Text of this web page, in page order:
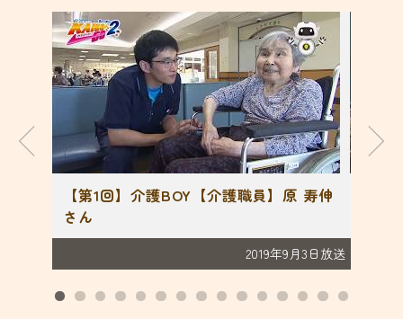
【第1回】介護BOY【介護職員】原 寿伸
さん
2019年9月3日放送